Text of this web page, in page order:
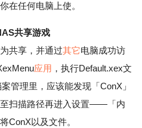
在任何电脑上使。
共享游戏
共享，并通过其它电脑成功访
应用 ，执行Default.xex文
管理里，应该能发现「ConX」
扫描路径再进入设置——「内
以及文件。